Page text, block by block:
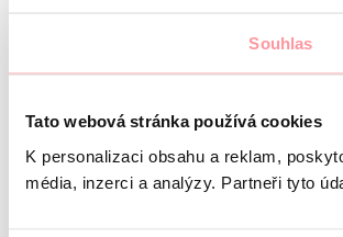
Souhlas
Tato webová stránka používá cookies
K personalizaci obsahu a reklam,
média, inzerci a analýzy. Partneři tyto